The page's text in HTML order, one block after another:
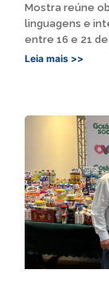
Mostra reúne
linguagens e
entre 16 e 21
Leia mais >>